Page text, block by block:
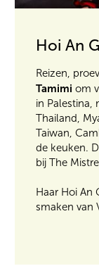
Hoi An
Reizen,
Tamimi om
in Palestina,
Thailand,
Taiwan,
de keuken.
bij The
Haar Hoi An
smaken van